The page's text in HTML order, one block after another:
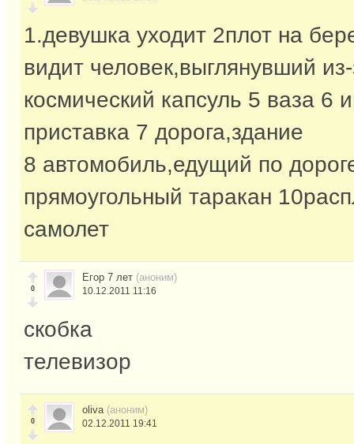
1.девушка уходит 2плот на
видит человек,выглянувший
космический капсуль 5 ваза 6
приставка 7 дорога,здание
8 автомобиль,едущий по
прямоугольный таракан
самолет
0
Егор 7 лет (аноним)
10.12.2011 11:16
скобка
телевизор
0
oliva (аноним)
02.12.2011 19:41